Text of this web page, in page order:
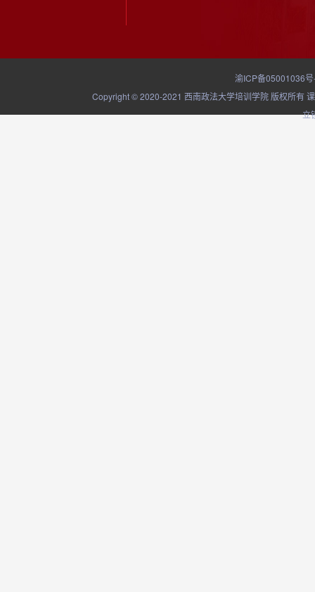
渝ICP备05001036
Copyright © 2020-2021 西南政法大学培训学院 版权所有
立